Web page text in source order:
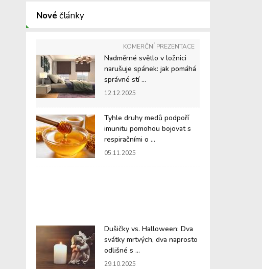
Nové články
KOMERČNÍ PREZENTACE
Nadměrné světlo v ložnici
narušuje spánek: jak pomáhá
správné stí ...
12.12.2025
Tyhle druhy medů podpoří
imunitu pomohou bojovat s
respiračními o ...
05.11.2025
Dušičky vs. Halloween: Dva
svátky mrtvých, dva naprosto
odlišné s ...
29.10.2025